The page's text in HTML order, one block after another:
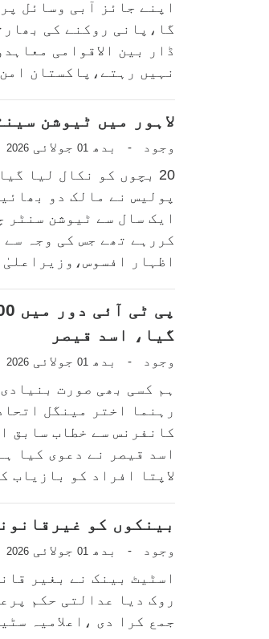
اپنے جائز آبی وسائل
گا،پانی روکنے کی
نہیں رہتے،پاکستان
لاہور میں ٹیوشن سینٹرکی
وجود - بدھ 01 جولائی 2026
20 بچوں کو نکال لیا
پولیس نے مالک دو
ایک سال سے ٹیوشن سنٹر
اظہار
گیا، اسد قیصر
وجود - بدھ 01 جولائی 2026
ہم کسی بھی صورت
رہنما اختر مینگل
کانفرنس سے خطاب سابق
لاپتا افراد کو بازیاب
بینکوں کو
وجود - بدھ 01 جولائی 2026
اسٹیٹ بینک نے بغیر
روک دیا عدالتی حکم
جمع کرا دی ،اعلامیہ